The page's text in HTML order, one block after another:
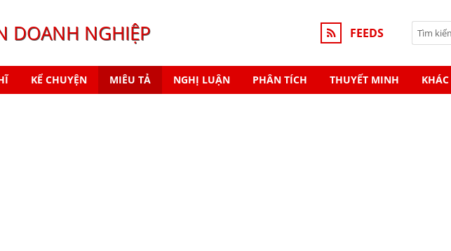
DOANH NGHIỆP FEEDS
KỂ CHUYỆN MIÊU TẢ NGHỊ LUẬN PHÂN TÍCH THUYẾT MINH KHÁC